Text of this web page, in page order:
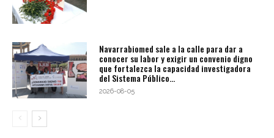
Navarrabiomed sale a la calle para dar a
conocer su labor y exigir un convenio digno
que fortalezca la capacidad investigadora
del Sistema Público...
2026-08-05